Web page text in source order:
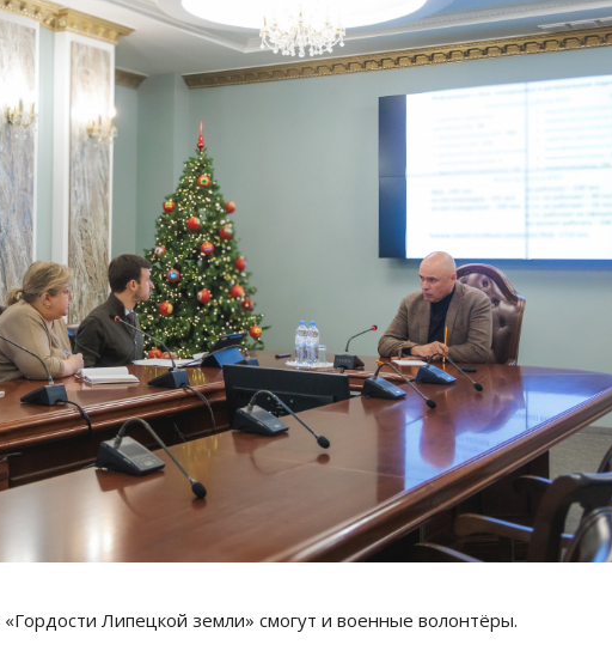
«Гордости Липецкой земли» смогут и военные волонтёры.